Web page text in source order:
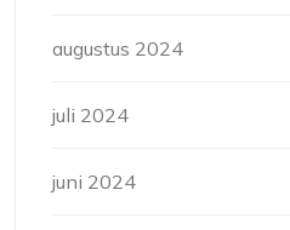
augustus 2024
juli 2024
juni 2024